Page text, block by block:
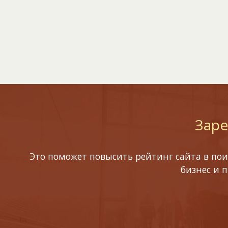
Это поможет повысить рейтинг сайта в
бизнес и